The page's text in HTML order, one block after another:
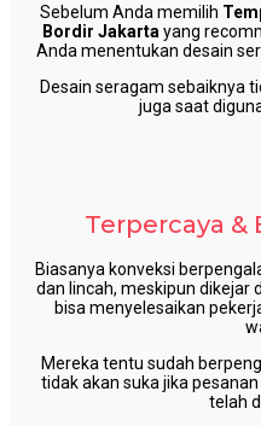
Sebelum Anda memilih
Bordir Jakarta yang
Anda menentukan desain
Desain seragam sebaiknya
juga saat
Terpercaya &
Biasanya konveksi
dan lincah, meskipun dikejar
bisa menyelesaikan
Mereka tentu sudah
tidak akan suka jika
telah